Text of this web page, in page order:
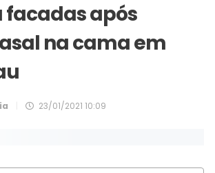
facadas após
na cama em
23/01/2021 10:09